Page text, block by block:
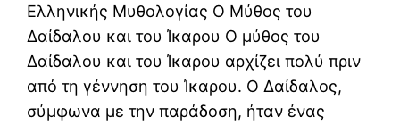
Ελληνικής Μυθολογίας Ο Μύθος του
Δαίδαλου και του Ίκαρου Ο μύθος του
Δαίδαλου και του Ίκαρου αρχίζει πολύ πριν
από τη γέννηση του Ίκαρου. Ο Δαίδαλος,
σύμφωνα με την παράδοση, ήταν ένας